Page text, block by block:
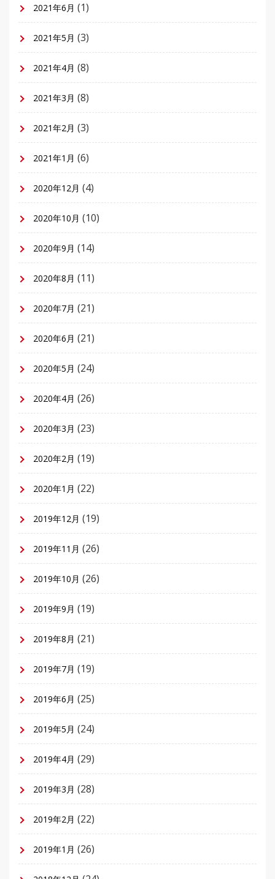
2021年6月 (1)
2021年5月 (3)
2021年4月 (8)
2021年3月 (8)
2021年2月 (3)
2021年1月 (6)
2020年12月 (4)
2020年10月 (10)
2020年9月 (14)
2020年8月 (11)
2020年7月 (21)
2020年6月 (21)
2020年5月 (24)
2020年4月 (26)
2020年3月 (23)
2020年2月 (19)
2020年1月 (22)
2019年12月 (19)
2019年11月 (26)
2019年10月 (26)
2019年9月 (19)
2019年8月 (21)
2019年7月 (19)
2019年6月 (25)
2019年5月 (24)
2019年4月 (29)
2019年3月 (28)
2019年2月 (22)
2019年1月 (26)